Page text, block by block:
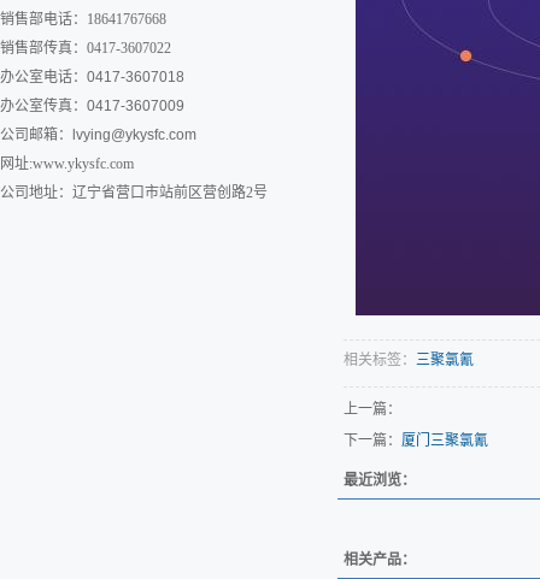
销售部电话：18641767668
销售部传真：0417-3607022
办公室电话：0417-3607018
办公室传真：0417-3607009
公司邮箱：
lvying@ykysfc.com
网址:www.ykysfc.com
公司地址：辽宁省营口市站前区营创路2号
相关标签： 三聚氯氰
上一篇：
下一篇： 厦门三聚氯氰
最近浏览：
相关产品：